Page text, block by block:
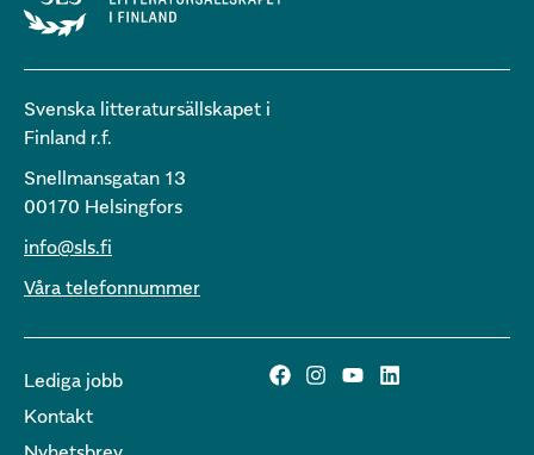
Svenska litteratursällskapet i
Finland r.f.
Snellmansgatan 13
00170 Helsingfors
info@sls.fi
Våra telefonnummer
Lediga jobb
Kontakt